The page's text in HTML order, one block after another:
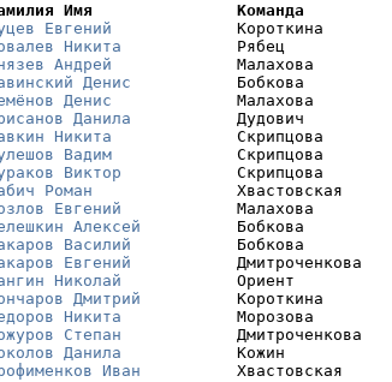
Имя               Команда
Евгений
Короткина
Никита
Рябец
Андрей
Малахова
Денис
Бобкова
Денис
Малахова
Данила
Дудович
Никита
Скрипцова
Вадим
Скрипцова
Виктор
Скрипцова
Роман
Хвастовская
Евгений
Малахова
Алексей
Бобкова
Василий
Бобкова
Евгений
Дмитроченкова
Николай
Ориент
Дмитрий
Короткина
Никита
Морозова
Степан
Дмитроченкова
Данила
Кожин
Иван
Хвастовская